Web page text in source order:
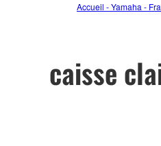
Accueil - Yamaha -
caisse